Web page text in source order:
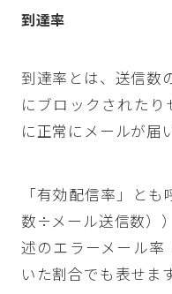
到達率
到達率とは、送信数
にブロックされた
に正常にメールが届
「有効配信率」と
数÷メール送信数）
述のエラーメール率
いた割合でも表せます